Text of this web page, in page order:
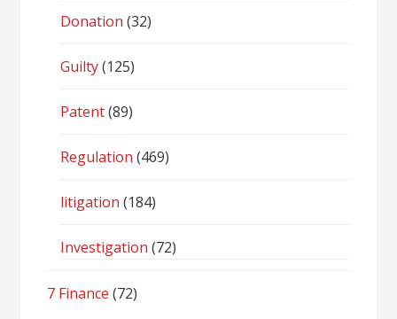
Donation (32)
Guilty(125)
Patent(89)
Regulation (469)
litigation (184)
Investigation (72)
7 Finance (72)